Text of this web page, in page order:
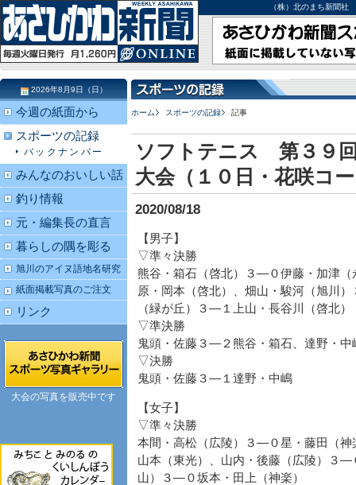
（株）北のまち新聞
ホーム スポーツの記録 記事
ソフトテニス 第３９
大会（１０日・花咲コ
2020/08/18
【男子】
▽準々決勝
熊谷・箱石（啓北）３―０伊藤・加津
原・岡本（啓北）、畑山・駿河（旭川
（緑が丘）３―１上山・長谷川（啓北）
▽準決勝
鬼頭・佐藤３―２熊谷・箱石、達野・
▽決勝
鬼頭・佐藤３―１達野・中嶋
【女子】
▽準々決勝
本間・高松（広陵）３―０星・藤田（
山本（東光）、山内・後藤（広陵）３
山）３―０坂本・田上（神楽）
2026年8月9日（日）
今週の紙面から
スポーツの記録
バックナンバー
みんなのおいしい話
釣り情報
元・編集長の直言
暮らしの隅を彫る
旭川のアイヌ語地名研究
紙面掲載写真のご注文
リンク
大会の写真を販売中です